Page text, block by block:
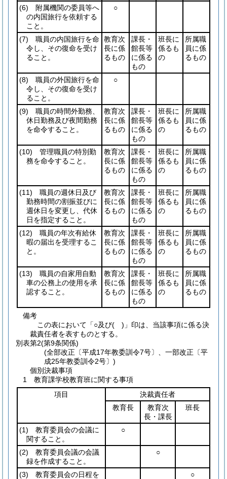
(6) 附属機関の委員等へ
の内国旅行を依頼する
こと。
○
(7) 職員の内国旅行を命
令し、その復命を受け
ること。
教育次
長に係
るもの
課長・
館長等
に係る
もの
班長に
係るも
の
所属職
員に係
るもの
(8) 職員の外国旅行を命
令し、その復命を受け
ること。
○
(9) 職員の時間外勤務、
休日勤務及び夜間勤務
を命令すること。
教育次
長に係
るもの
課長・
館長等
に係る
もの
班長に
係るも
の
所属職
員に係
るもの
(10) 管理職員の特別勤
務を命令すること。
教育次
長に係
るもの
課長・
館長等
に係る
もの
班長に
係るも
の
所属職
員に係
るもの
(11) 職員の週休日及び
勤務時間の割振並びに
週休日を変更し、代休
日を指定すること。
教育次
長に係
るもの
課長・
館長等
に係る
もの
班長に
係るも
の
所属職
員に係
るもの
(12) 職員の年次有給休
暇の届出を受理するこ
と。
教育次
長に係
るもの
課長・
館長等
に係る
もの
班長に
係るも
の
所属職
員に係
るもの
(13) 職員の自家用自動
車の公務上の使用を承
認すること。
教育次
長に係
るもの
課長・
館長等
に係る
もの
班長に
係るも
の
所属職
員に係
るもの
備考
この表において「○及び( )」印は、当該事項に係る決
裁責任者を表すものとする。
別表第2(第9条関係)
(全部改正〔平成17年教委訓令7号〕、一部改正〔平
成25年教委訓令2号〕)
個別決裁事項
1 教育課学校教育班に関する事項
項目
決裁責任者
教育長
教育次
長・課長
班長
(1) 教育委員会の会議に
関すること。
○
(2) 教育委員会議の会議
録を作成すること。
○
(3) 教育委員会の日程を
○